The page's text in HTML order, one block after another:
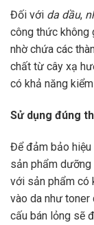
Đối với da dầu,
công thức không
nhờ chứa các
chất từ cây xạ
có khả năng
Sử dụng đúng
Để đảm bảo hiệu
sản phẩm
với sản phẩm có
vào da như toner
cấu bán lỏng sẽ